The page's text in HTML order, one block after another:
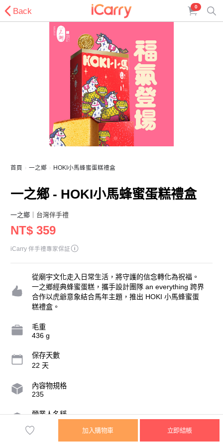
Back 0
首頁 一之鄉 HOKI小馬蜂蜜蛋糕禮盒
一之鄉 - HOKI小馬蜂蜜蛋糕禮盒
一之鄉 ｜台灣伴手禮
NT$ 359
iCarry 伴手禮專家保証
從廟宇文化走入日常生活，將守護的信念轉化為祝福。
一之鄉經典蜂蜜蛋糕，攜手設計團隊 an everything 跨界
合作以虎爺意象結合馬年主題，推出 HOKI 小馬蜂蜜蛋
糕禮盒。
毛重
436 g
保存天數
22 天
內容物規格
235
營業人名稱
一之鄉股份有限公司
統一編號
加入購物車 立即結帳